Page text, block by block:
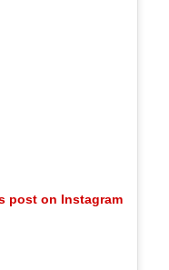
post on Instagram